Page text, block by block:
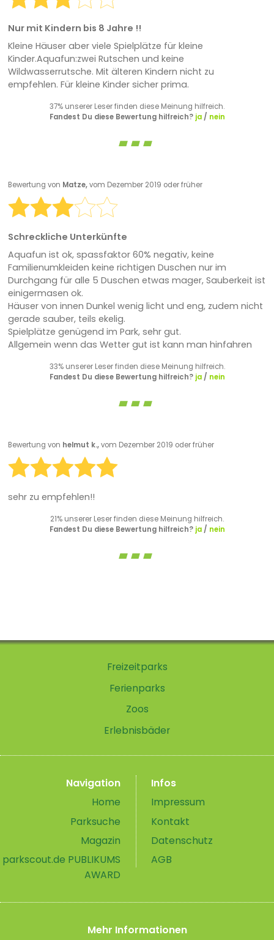
Nur mit Kindern bis 8 Jahre !!
Kleine Häuser aber viele Spielplätze für kleine
Kinder.Aquafun:zwei Rutschen und keine
Wildwasserrutsche. Mit älteren Kindern nicht zu
empfehlen. Für kleine Kinder sicher prima.
37% unserer Leser finden diese Meinung hilfreich.
Fandest Du diese Bewertung hilfreich? ja/ nein
Bewertung von Matze,vom Dezember 2019 oder früher
Schreckliche Unterkünfte
Aquafun ist ok, spassfaktor 60% negativ, keine
Familienumkleiden keine richtigen Duschen nur im
Durchgang für alle 5 Duschen etwas mager, Sauberkeit ist
einigermasen ok.
Häuser von innen Dunkel wenig licht und eng, zudem nicht
gerade sauber, teils ekelig.
Spielplätze genügend im Park, sehr gut.
Allgemein wenn das Wetter gut ist kann man hinfahren
33% unserer Leser finden diese Meinung hilfreich.
Fandest Du diese Bewertung hilfreich? ja/ nein
Bewertung von helmut k.,vom Dezember 2019 oder früher
sehr zu empfehlen!!
21% unserer Leser finden diese Meinung hilfreich.
Fandest Du diese Bewertung hilfreich? ja/ nein
Freizeitparks
Ferienparks
Zoos
Erlebnisbäder
Navigation
Home
Parksuche
Magazin
parkscout.de PUBLIKUMS
AWARD
Infos
Impressum
Kontakt
Datenschutz
AGB
Mehr Informationen